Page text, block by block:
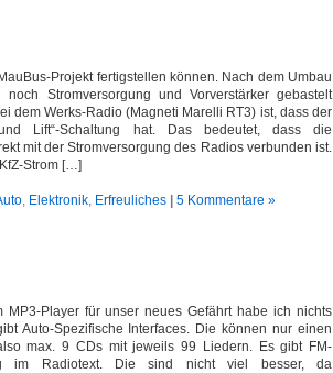
Projekt fertigstellen können. Nach dem Umbau
noch Stromversorgung und Vorverstärker gebastelt
dem Werks-Radio (Magneti Marelli RT3) ist, dass der
Lift“-Schaltung hat. Das bedeutet, dass die
mit der Stromversorgung des Radios verbunden ist.
Strom […]
, Elektronik, Erfreuliches 5 Kommentare »
MP3-Player für unser neues Gefährt habe ich nichts
Auto-Spezifische Interfaces. Die können nur einen
max. 9 CDs mit jeweils 99 Liedern. Es gibt FM-
im Radiotext. Die sind nicht viel besser, da